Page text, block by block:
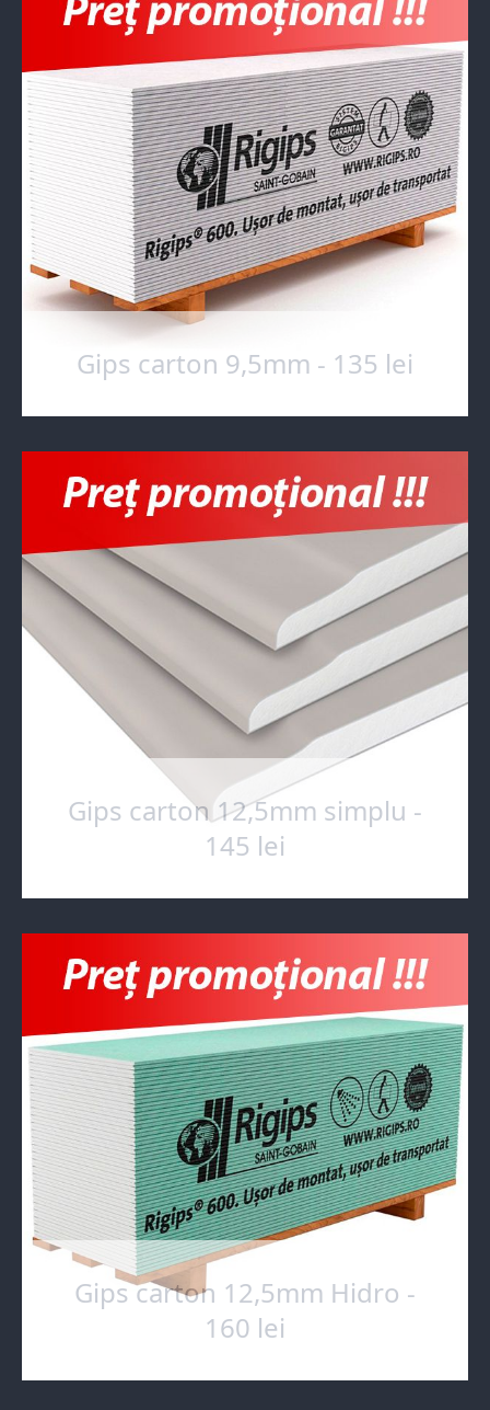
Gips carton 9,5mm - 135 lei
Gips carton 12,5mm simplu -
145 lei
Gips carton 12,5mm Hidro -
160 lei